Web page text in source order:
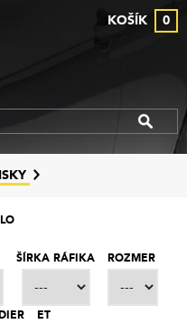
KOŠÍK 0
ŠÍRKA RÁFIKA ROZMER
ET